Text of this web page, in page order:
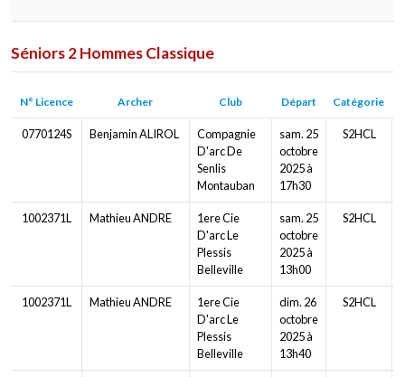
Séniors 2 Hommes Classique
N° Licence Archer Club Départ Catégorie
0770124S Benjamin ALIROL
Compagnie
D'arc De
Senlis
Montauban
sam. 25
octobre
2025 à
17h30
S2HCL
1002371L Mathieu ANDRE
1ere Cie
D'arc Le
Plessis
Belleville
sam. 25
octobre
2025 à
13h00
S2HCL
1002371L Mathieu ANDRE
1ere Cie
D'arc Le
Plessis
Belleville
dim. 26
octobre
2025 à
13h40
S2HCL